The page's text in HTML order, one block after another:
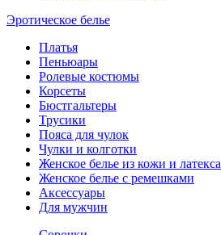
Эротическое белье
Платья
Пеньюары
Ролевые костюмы
Корсеты
Бюстгальтеры
Трусики
Пояса для чулок
Чулки и колготки
Женское белье из кожи и латекса
Женское белье с ремешками
Аксессуары
Для мужчин